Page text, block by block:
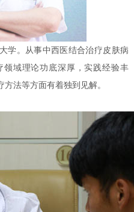
。从事中西医结合治疗皮肤病
域理论功底深厚，实践经验丰
法等方面有着独到见解。